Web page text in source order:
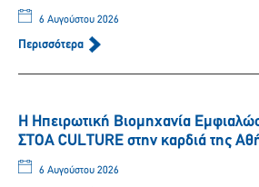
6 Αυγούστου 2026
Περισσότερα
Η Ηπειρωτική Βιομηχανία
ΣΤΟΑ CULTURE στην καρδιά της
6 Αυγούστου 2026